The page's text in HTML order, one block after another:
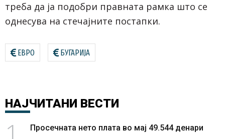
треба да ја подобри правната рамка што се
однесува на стечајните постапки.
ЕВРО БУГАРИЈА
НАЈЧИТАНИ ВЕСТИ
Просечната нето плата во мај 49.544 денари